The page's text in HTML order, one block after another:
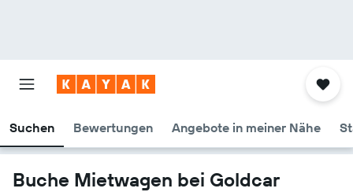
Suchen Bewertungen Angebote in meiner Nähe
Buche Mietwagen bei Goldcar